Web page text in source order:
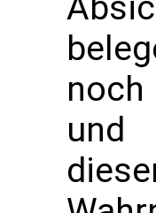
noch
und